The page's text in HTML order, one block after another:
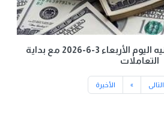
سعر الدولار مقابل الجنيه اليوم الأربعاء 3-6-2026 مع بداية
التعاملات
التالى » الأخيرة